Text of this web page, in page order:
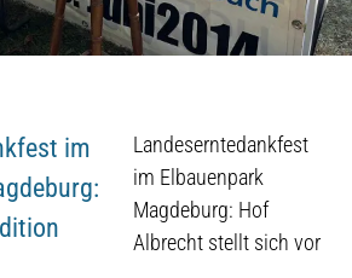
im
Landeserntedankfest
im Elbauenpark
Magdeburg: Hof
Albrecht stellt sich vor